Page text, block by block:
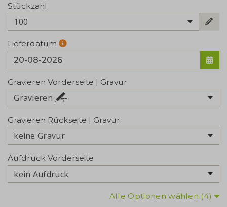
Stückzahl
100
Lieferdatum
Gravieren Vorderseite | Gravur
Gravieren
Gravieren Rückseite | Gravur
keine Gravur
Aufdruck Vorderseite
kein Aufdruck
Alle Optionen wählen (4)